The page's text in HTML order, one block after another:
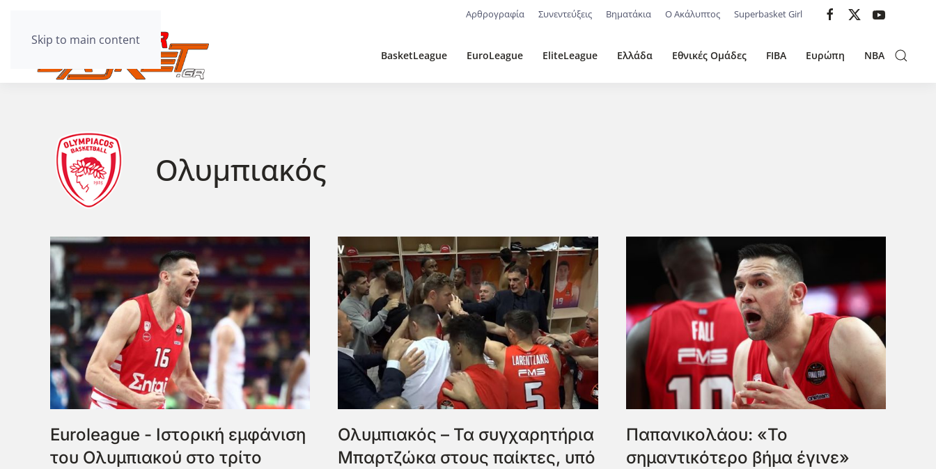
Skip to main content
Αρθρογραφία Συνεντεύξεις Βηματάκια Ο Ακάλυπτος Superbasket Girl
BasketLeague EuroLeague EliteLeague Ελλάδα Εθνικές Ομάδες FIBA Ευρώπη NBA
Ολυμπιακός
Euroleague - Ιστορική εμφάνιση
του Ολυμπιακού στο τρίτο
Ολυμπιακός – Τα συγχαρητήρια
Μπαρτζώκα στους παίκτες, υπό
Παπανικολάου: «Το
σημαντικότερο βήμα έγινε»